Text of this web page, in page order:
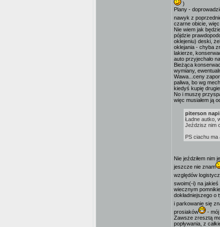
)
Plany -
nawyk z
czarne obicie,
Nie wiem jak
pójdzie
oklejeniu) deski,
oklejania - chyba
lakierze,
auto przyjechało
Bieżąca
wymiany,
Wawa...ceny
paliwa, bo wg
kiedyś kupię
No i muszę
więc musiałem ją
piterson
Ładne autko,
Jeździsz nim
PS ciachu
Nie jeździłem nim
jeszcze nie znam
względów
swoim(-i) na
wiecznym
dokładniejszego
i parkowanie się
prosiaków
- mój
Zawsze zresztą
popływania, z